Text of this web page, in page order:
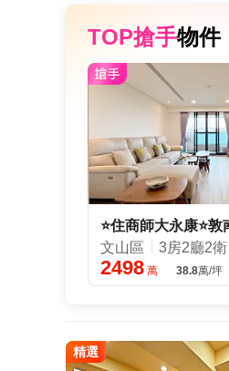
TOP搶手物件
文山區
3房2廳2衛
2498 萬 38.8萬/坪
精選